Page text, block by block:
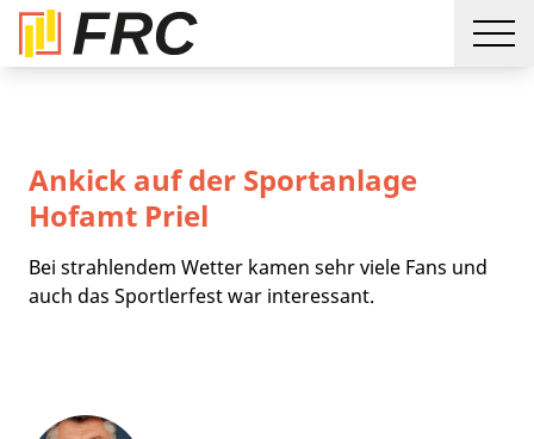
Ankick auf der Sportanlage
Hofamt Priel
Bei strahlendem Wetter kamen sehr viele Fans und
auch das Sportlerfest war interessant.